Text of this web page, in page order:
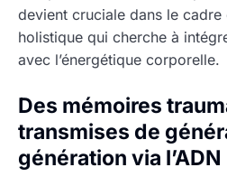
devient cruciale dans le cadre
holistique qui cherche à
avec l’énergétique corporelle.
Des mémoires
transmises de
génération via l’ADN